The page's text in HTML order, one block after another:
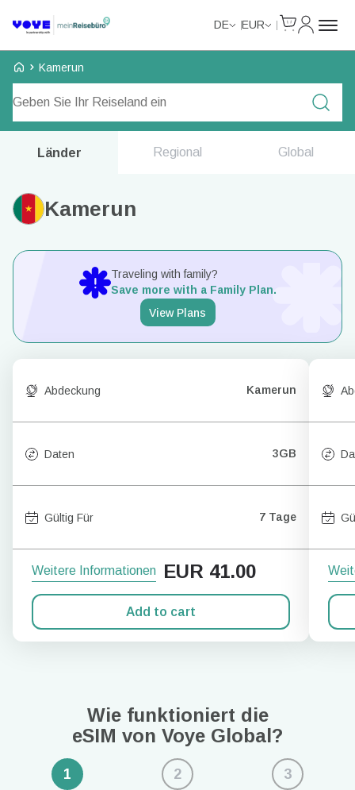
DE EUR
Voye Homepage
Kamerun
Länder Regional Global
Kamerun
Traveling with family?
Save more with a Family Plan.
View Plans
Abdeckung Kamerun
Daten 3GB
Gültig Für 7 Tage
Weitere Informationen EUR 41.00
Add to cart
Wie funktioniert die
eSIM von Voye Global?
1 2 3